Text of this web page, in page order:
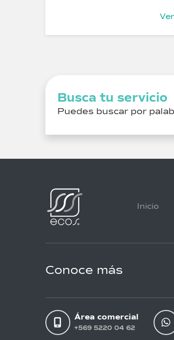
Busca tu servicio
Puedes buscar por
Inicio
Conoce más
Área comercial
+569 5220 04 62